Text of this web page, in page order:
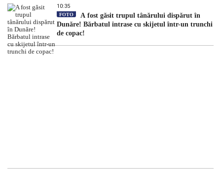
10:35
FOTO
A fost găsit trupul tânărului dispărut în
Dunăre! Bărbatul intrase cu skijetul într-un trunchi
de copac!